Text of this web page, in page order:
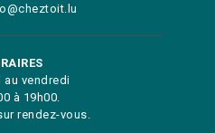
au vendredi
à 19h00.
rendez-vous.